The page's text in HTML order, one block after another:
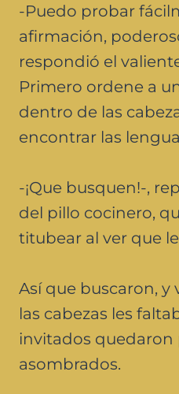
-Puedo probar
afirmación,
respondió el
Primero ordene a
dentro de las
encontrar las
-¡Que busquen!-,
del pillo cocinero,
titubear al ver que
Así que buscaron, y
las cabezas les
invitados
asombrados.